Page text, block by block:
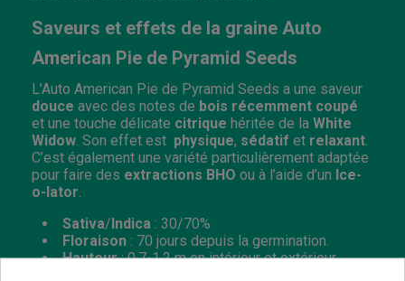
Saveurs et effets de la graine Auto
American Pie de Pyramid Seeds
L’Auto American Pie de Pyramid Seeds a une saveur
douce avec des notes de bois récemment coupé
et une touche délicate citrique héritée de la White
Widow . Son effet est physique, sédatif et relaxant
C’est également une variété particulièrement adaptée
pour faire des extractions BHO ou à l’aide d’un Ice-
o-lator
Sativa/Indica : 30/70%
Floraison : 70 jours depuis la germination.
Hauteur: 0,7-1,2 m en intérieur et extérieur.